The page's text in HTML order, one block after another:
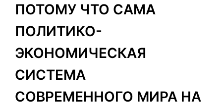
ПОТОМУ ЧТО САМА
ПОЛИТИКО-
ЭКОНОМИЧЕСКАЯ
СИСТЕМА
СОВРЕМЕННОГО МИРА НА